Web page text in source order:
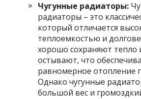
Чугунные радиаторы:
радиаторы – это
который отличается
теплоемкостью и
хорошо сохраняют тепло
остывают, что
равномерное отопление
Однако чугунные
большой вес и